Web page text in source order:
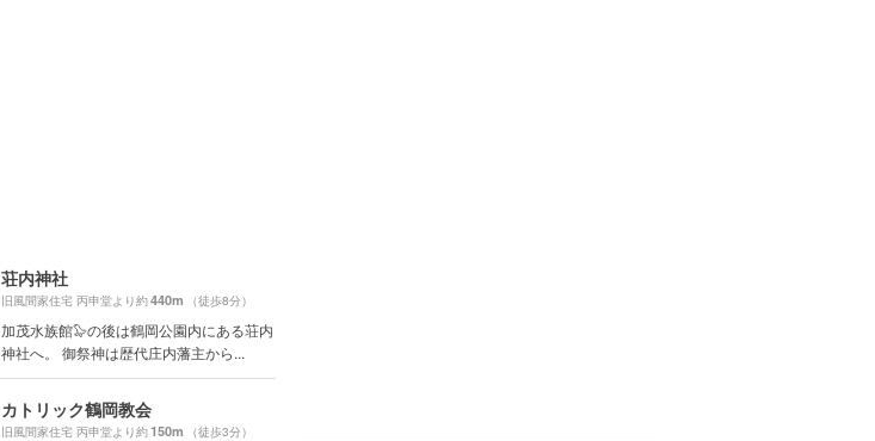
荘内神社
旧風間家住宅 丙申堂より約440m （徒歩8分）
加茂水族館🦭の後は鶴岡公園内にある荘内
神社へ。 御祭神は歴代庄内藩主から...
カトリック鶴岡教会
旧風間家住宅 丙申堂より約150m （徒歩3分）